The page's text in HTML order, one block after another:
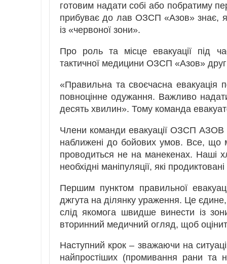
готовим надати собі або побратиму
прибуває до лав ОЗСП «Азов» знає,
із «червоної зони».
Про роль та місце евакуації під
тактичної медицини ОЗСП «Азов»
«Правильна та своєчасна евакуація
повноцінне одужання. Важливо
десять хвилин». Тому команда
Члени команди евакуації ОЗСП АЗОВ
наближені до бойових умов. Все, що
проводиться не на манекенах. Наші
необхідні маніпуляції, які
Першим пунктом правильної
джгута на ділянку ураження. Це
слід якомога швидше винести із
вторинний медичний огляд, щоб
Наступний крок – зважаючи на
найпростіших (промивання рани та